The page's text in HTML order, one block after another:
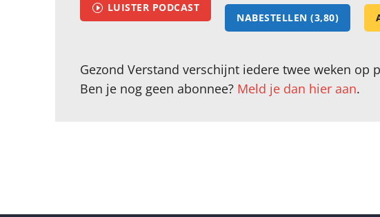
I LUISTER PODCAST
NABESTELLEN (3,80)
Gezond Verstand verschijnt iedere twee weken
Ben je nog geen abonnee? Meld je dan hier aan.